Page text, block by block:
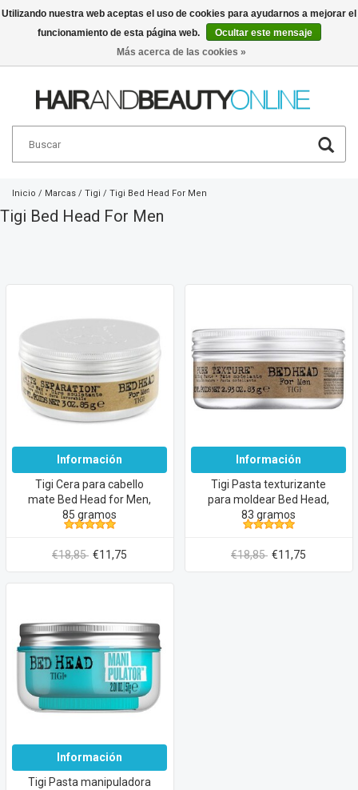
Español €
Inicio / Marcas / Tigi / Tigi Bed Head For Men
Tigi Bed Head For Men
Información
Tigi Cera para cabello
mate Bed Head for Men,
85 gramos
€18,85 €11,75
Información
Tigi Pasta texturizante
para moldear Bed Head,
83 gramos
€18,85 €11,75
Información
Tigi Pasta manipuladora
Utilizando nuestra web aceptas el uso de cookies para ayudarnos a mejorar el
funcionamiento de esta página web.
Ocultar este mensaje
Más acerca de las cookies »